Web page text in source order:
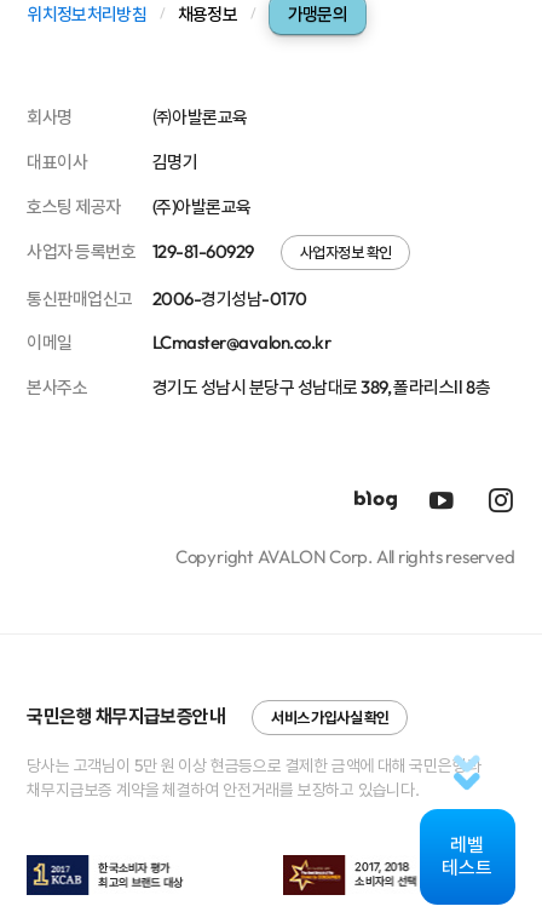
레벨
테스트
위치정보처리방침
채용정보 가맹문의
회사명
㈜아발론교육
대표이사
김명기
호스팅 제공자
(주)아발론교육
사업자 등록번호
129-81-60929 사업자정보 확인
통신판매업신고
2006-경기성남-0170
이메일
LCmaster@avalon.co.kr
본사주소
경기도 성남시 분당구 성남대로 389, 폴라리스Ⅱ 8층
Copyright AVALON Corp. All rights reserved
국민은행 채무지급보증안내 서비스 가입사실 확인
당사는 고객님이 5만 원 이상 현금등으로 결제한 금액에 대해 국민은행과
채무지급보증 계약을 체결하여 안전거래를 보장하고 있습니다.